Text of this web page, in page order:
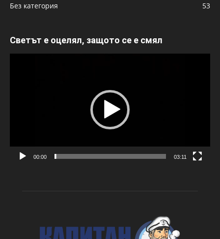
Без категория
53
Светът е оцелял, защото се е смял
00:00 03:11